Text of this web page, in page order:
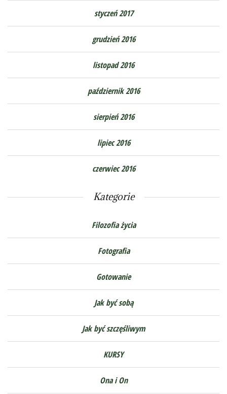
styczeń 2017
grudzień 2016
listopad 2016
październik 2016
sierpień 2016
lipiec 2016
czerwiec 2016
Kategorie
Filozofia życia
Fotografia
Gotowanie
Jak być sobą
Jak być szczęśliwym
KURSY
Ona i On